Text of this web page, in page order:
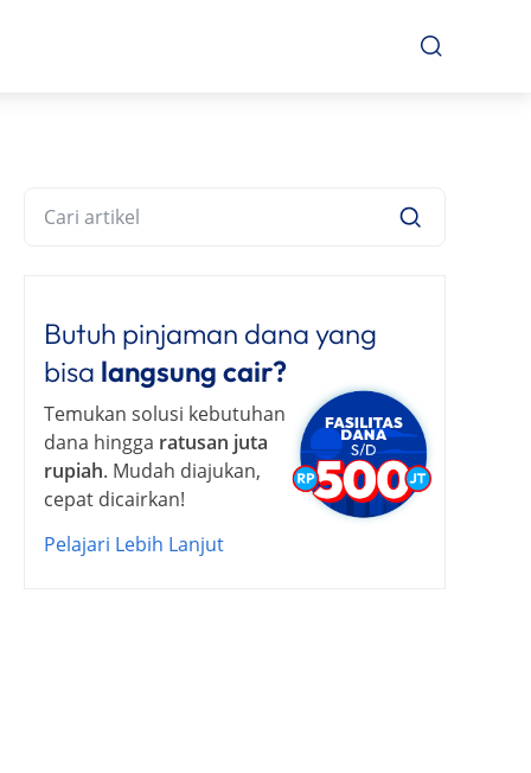
Butuh pinjaman dana yang
bisa langsung cair?
Temukan solusi kebutuhan
dana hingga ratusan juta
rupiah. Mudah diajukan,
cepat dicairkan!
Pelajari Lebih Lanjut